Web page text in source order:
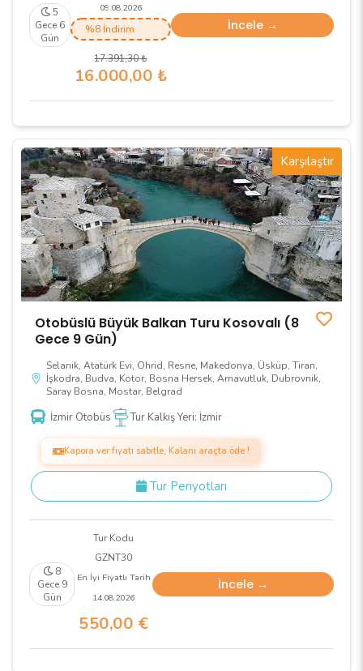
5
Gece 6
Gün
09.08.2026
%8 İndirim
17.391,30₺
16.000,00 ₺
İncele →
Karşılaştır
Otobüslü Büyük Balkan Turu Kosovalı (8
Gece 9 Gün)
Selanik, Atatürk Evi, Ohrid, Resne, Makedonya, Üsküp, Tiran,
İşkodra, Budva, Kotor, Bosna Hersek, Arnavutluk, Dubrovnik,
Saray Bosna, Mostar, Belgrad
İzmir Otobüs Tur Kalkış Yeri: İzmir
Kapora ver fiyatı sabitle, Kalanı araçta öde !
Tur Periyotları
8
Gece 9
Gün
Tur Kodu
GZNT30
En İyi Fiyatlı Tarih
14.08.2026
550,00 €
İncele →